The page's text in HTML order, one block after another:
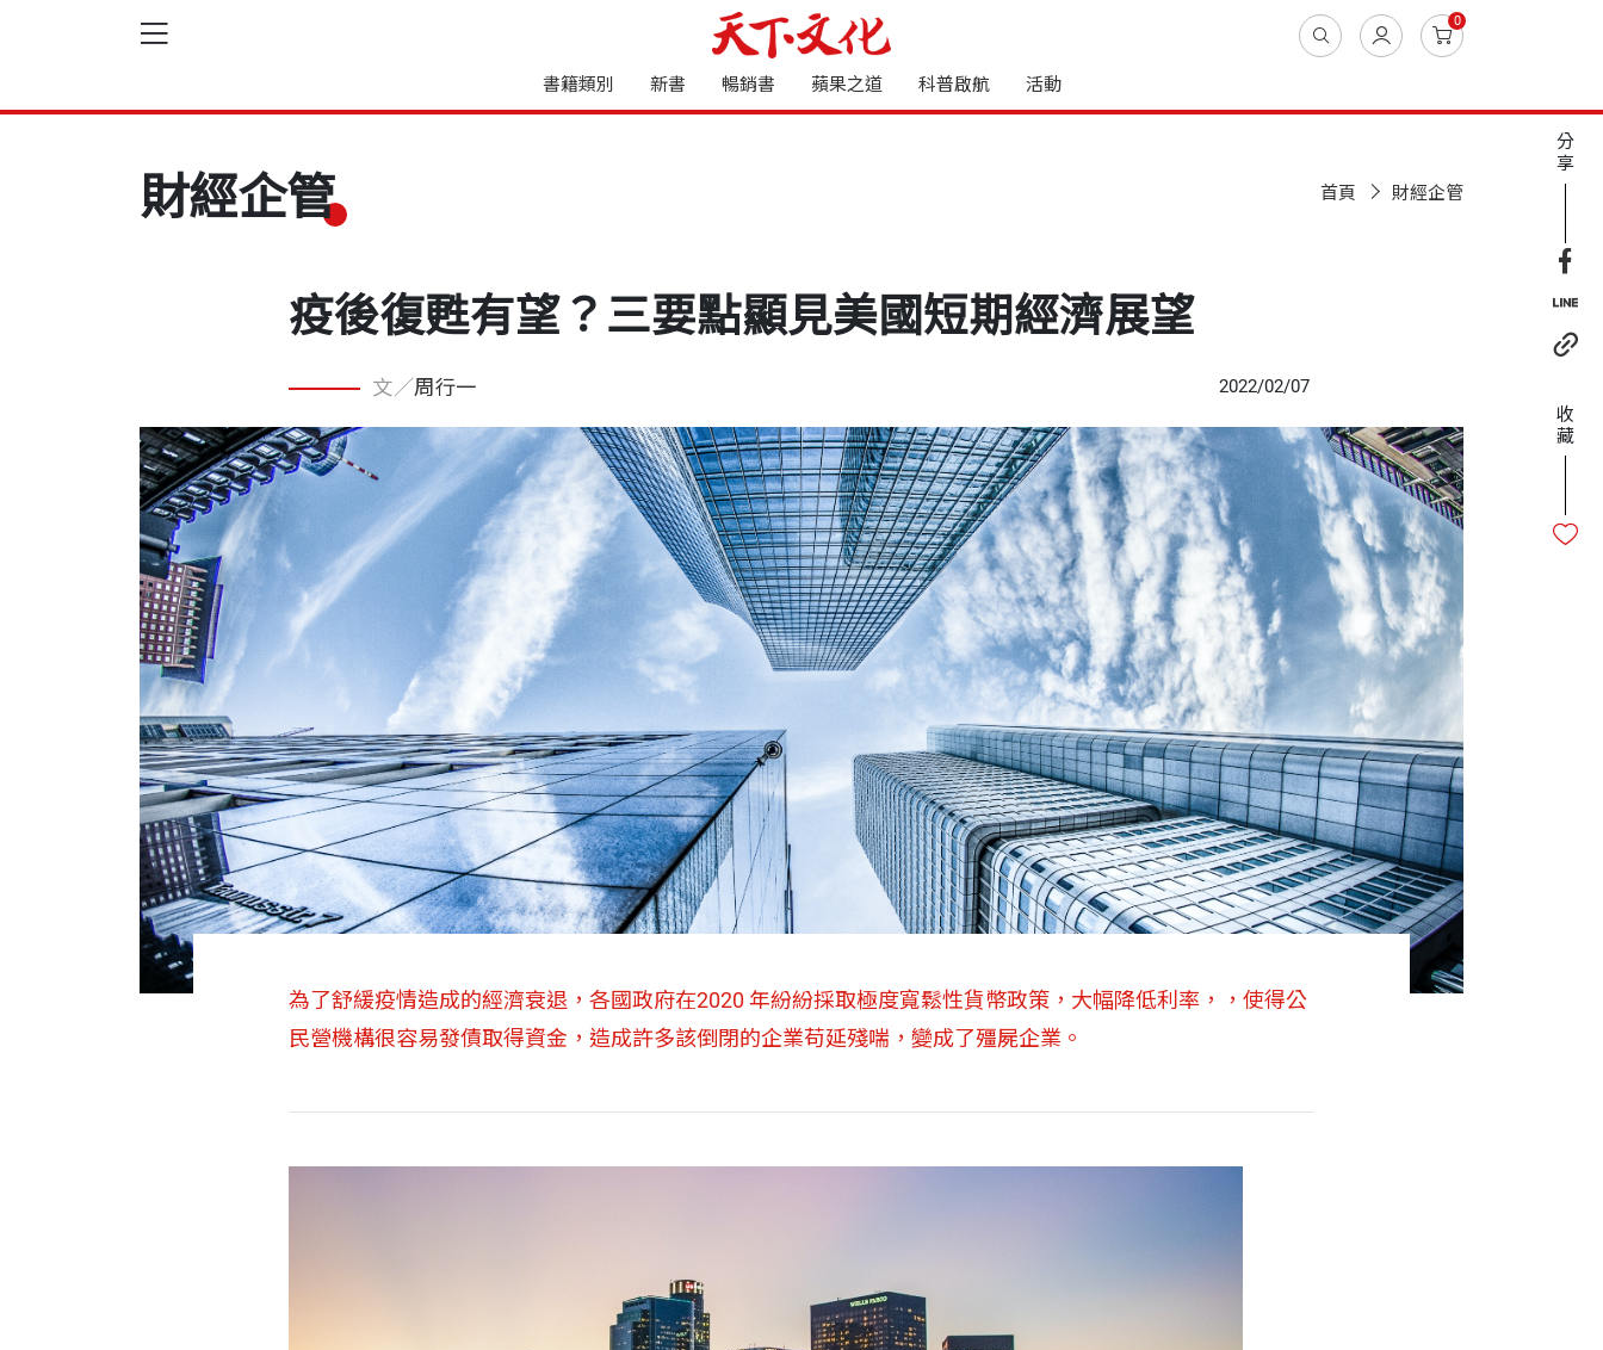
0
書籍類別 新書 暢銷書 蘋果之道 科普啟航 活動
財經企管 首頁 財經企管
疫後復甦有望？三要點顯見美國短期經濟展望
文／周行一 2022/02/07
為了舒緩疫情造成的經濟衰退，各國政府在2020 年紛紛採取極度寬鬆性貨幣政策，大幅降低利率，，使得公
民營機構很容易發債取得資金，造成許多該倒閉的企業苟延殘喘，變成了殭屍企業。
分
享
收
藏